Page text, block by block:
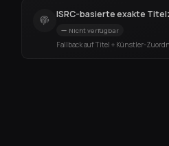
ISRC-basierte exakte
Nicht verfügbar
Fallback auf Titel + Künstler-